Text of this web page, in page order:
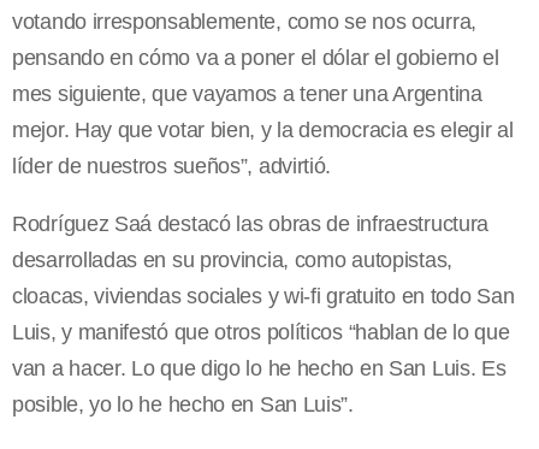
votando irresponsablemente, como se nos ocurra,
pensando en cómo va a poner el dólar el gobierno el
mes siguiente, que vayamos a tener una Argentina
mejor. Hay que votar bien, y la democracia es elegir al
líder de nuestros sueños”, advirtió.
Rodríguez Saá destacó las obras de infraestructura
desarrolladas en su provincia, como autopistas,
cloacas, viviendas sociales y wi-fi gratuito en todo San
Luis, y manifestó que otros políticos “hablan de lo que
van a hacer. Lo que digo lo he hecho en San Luis. Es
posible, yo lo he hecho en San Luis”.